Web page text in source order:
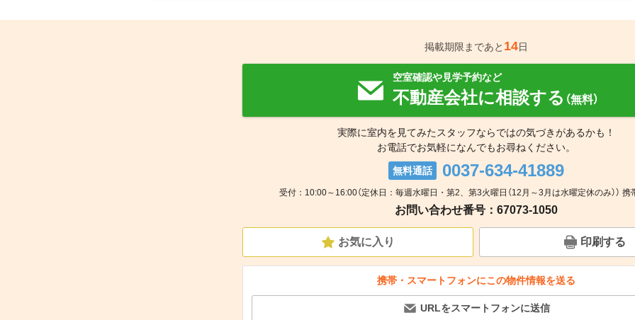
掲載期限まであと 14日
空室確認や見学予約など
不動産会社に相談する （無料）
実際に室内を見てみたスタッフならではの気づきがあるかも！
お電話でお気軽になんでもお尋ねください。
無料通話 0037-634-41889
受付：10:00～16:00（定休日：毎週水曜日・第2、第3火曜日（12月～3月は水曜定休のみ）） 携
お問い合わせ番号：67073-1050
お気に入り 印刷する
携帯・スマートフォンにこの物件情報を送る
URLをスマートフォンに送信